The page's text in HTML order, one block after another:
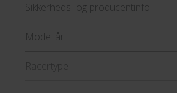
Sikkerheds- og producentinfo
Model år
Racertype